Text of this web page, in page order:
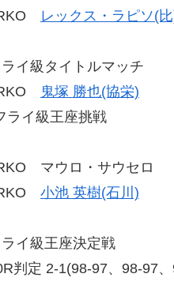
レックス・ラピソ(
イ級タイトルマッチ
鬼塚 勝也(協栄)
イ級王座挑戦
マウロ・サウセロ
小池 英樹(石川)
イ級王座決定戦
判定 2-1(98-97、98-97